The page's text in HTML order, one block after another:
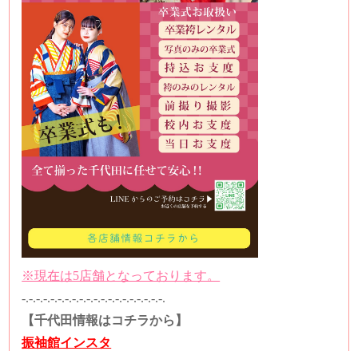
※現在は5店舗となっております。
-.-.-.-.-.-.-.-.-.-.-.-.-.-.-.-.-.-.-.-.
【千代田情報はコチラから】
振袖館インスタ